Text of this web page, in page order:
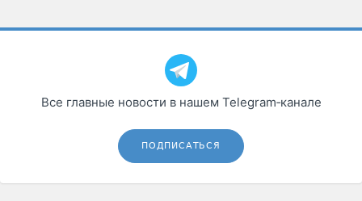
Все главные новости в нашем Telegram‑канале
ПОДПИСАТЬСЯ